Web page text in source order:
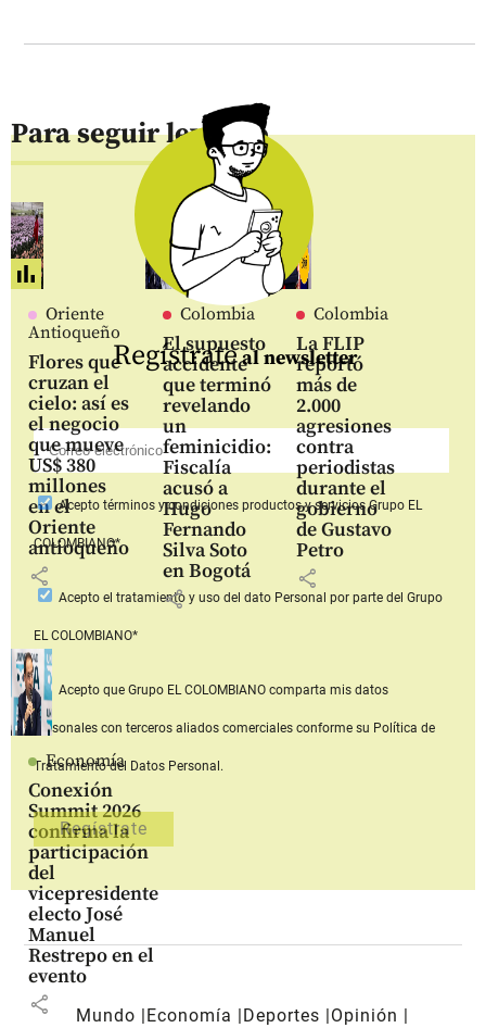
Para seguir leyendo
Oriente
Antioqueño
Flores que
cruzan el
cielo: así es
el negocio
que mueve
US$ 380
millones
en el
Oriente
antioqueño
share
Colombia
El supuesto
accidente
que terminó
revelando
un
feminicidio:
Fiscalía
acusó a
Hugo
Fernando
Silva Soto
en Bogotá
share
Colombia
La FLIP
reportó
más de
2.000
agresiones
contra
periodistas
durante el
gobierno
de Gustavo
Petro
share
Economía
Conexión
Summit 2026
confirma la
participación
del
vicepresidente
electo José
Manuel
Restrepo en el
evento
share
Regístrateal newsletter
Aceptotérminos y condiciones productos y serviciosGrupo EL
COLOMBIANO*
Acepto el tratamiento y uso del dato Personal por parte del Grupo
EL COLOMBIANO*
Acepto que Grupo EL COLOMBIANOcomparta mis datos
personales con terceros aliados comerciales conforme su Política de
Tratamiento del Datos Personal.
Mundo Economía Deportes
Opinión